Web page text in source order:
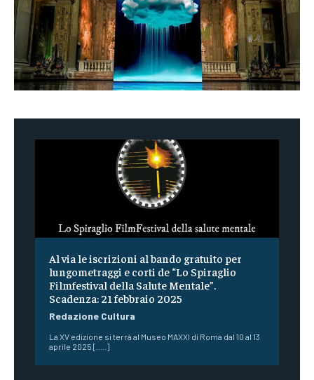
Al via le iscrizioni al bando gratuito per
lungometraggi e corti de “Lo Spiraglio
Filmfestival della Salute Mentale”.
Scadenza: 21 febbraio 2025
Redazione Cultura
La XV edizione si terrà al Museo MAXXI di Roma dal 10 al 13
aprile 2025 [.....]